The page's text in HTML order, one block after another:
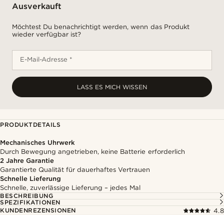
Ausverkauft
Möchtest Du benachrichtigt werden, wenn das Produkt
wieder verfügbar ist?
E-Mail-Adresse *
LASS ES MICH WISSEN
PRODUKTDETAILS
Mechanisches Uhrwerk
Durch Bewegung angetrieben, keine Batterie erforderlich
2 Jahre Garantie
Garantierte Qualität für dauerhaftes Vertrauen
Schnelle Lieferung
Schnelle, zuverlässige Lieferung – jedes Mal
BESCHREIBUNG
SPEZIFIKATIONEN
KUNDENREZENSIONEN
4.8